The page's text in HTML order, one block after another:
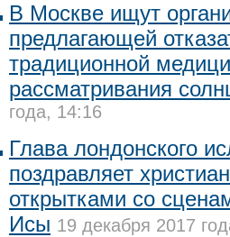
В Москве ищут
предлагающей
традиционной
рассматривания
года, 14:16
Глава лондонского
поздравляет
открытками со
Исы 19 декабря 2017